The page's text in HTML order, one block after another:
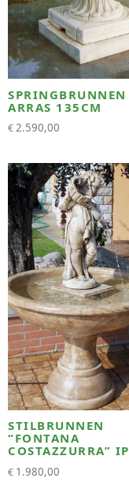
SPRINGBRUNNEN
ARRAS 135CM
€2.590,00
STILBRUNNEN
“FONTANA
COSTAZZURRA” IP
€ 1.980,00